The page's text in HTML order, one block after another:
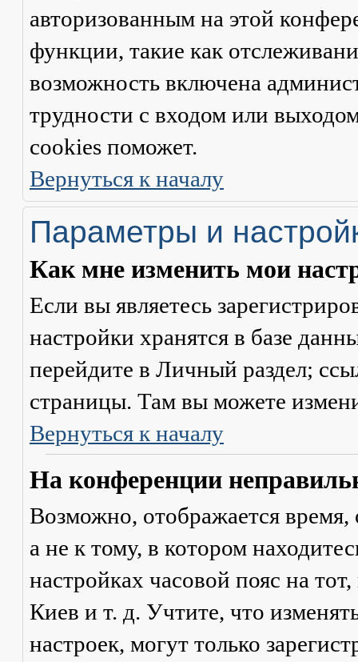
авторизованным на этой
функции, такие как
возможность включена
трудности с входом или
cookies поможет.
Вернуться к началу
Параметры и
Как мне изменить мои
Если вы являетесь
настройки хранятся в базе
перейдите в Личный раздел;
страницы. Там вы можете
Вернуться к началу
На конференции
Возможно, отображается время,
а не к тому, в котором
настройках часовой пояс на
Киев и т. д. Учтите, что
настроек, могут только